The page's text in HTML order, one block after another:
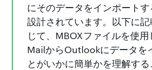
にそのデータをインポート
設計されています。以下に
じて、MBOXファイルを使
MailからOutlookにデータを
とがいかに簡単かを理解する